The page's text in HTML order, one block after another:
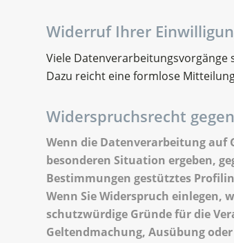
Widerruf Ihrer
Viele
Dazu reicht eine formlose
Widerspruchsrecht
Wenn die Datenverarbeitung auf
besonderen Situation ergeben,
Bestimmungen gestütztes
Wenn Sie Widerspruch einlegen,
schutzwürdige Gründe für die
Geltendmachung, Ausübung